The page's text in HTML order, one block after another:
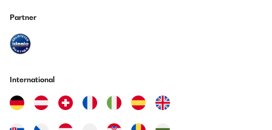
Partner
International